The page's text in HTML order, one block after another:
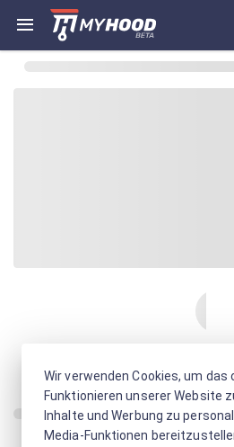
Wir verwenden Cookies, um
Funktionieren unserer Website
Inhalte und Werbung zu
Media-Funktionen